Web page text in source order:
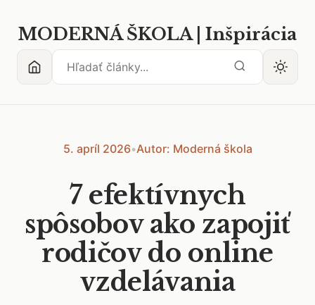
MODERNÁ ŠKOLA | Inšpirácia
5. apríl 2026•Autor: Moderná škola
7 efektívnych
spôsobov ako zapojiť
rodičov do online
vzdelávania